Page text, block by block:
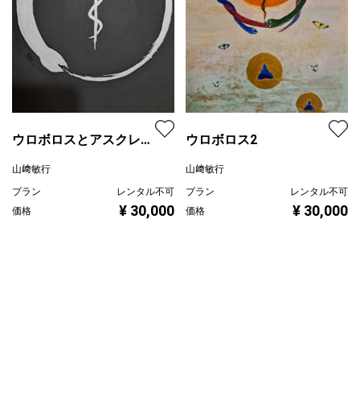
ウロボロスとアスクレピ
山﨑敏行
プラン
レンタル不可
価格
¥ 30,000
ウロボロス2
山﨑敏行
プラン
レンタル不可
価格
¥ 30,000